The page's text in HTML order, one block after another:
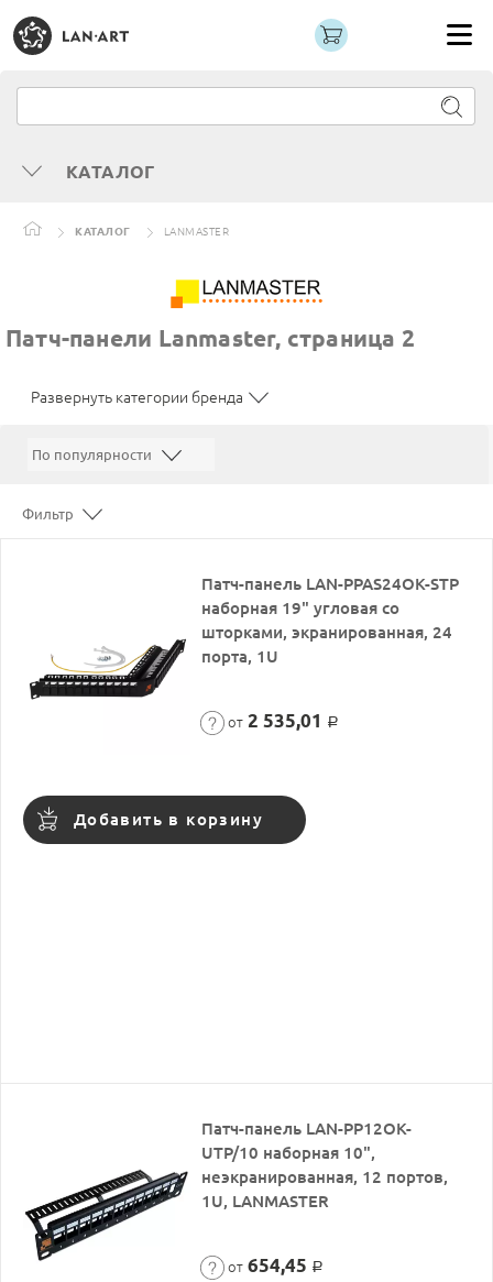
КАТАЛОГ
КАТАЛОГ LANMASTER
Патч-панели Lanmaster, страница 2
Развернуть категории бренда
Фильтр
Патч-панель LAN-PPAS24OK-STP
наборная 19" угловая со
шторками, экранированная, 24
порта, 1U
от 2 535,01 Р
Добавить в корзину
Патч-панель LAN-PP12OK-
UTP/10 наборная 10",
неэкранированная, 12 портов,
1U, LANMASTER
от 654,45 Р